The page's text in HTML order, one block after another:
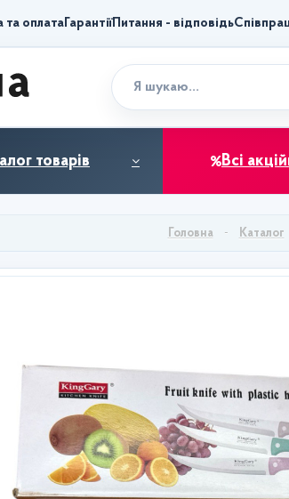
та оплата ГарантіїПитання - відповідь
товарів Всі
Каталог